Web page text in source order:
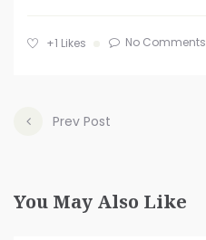
+1 Likes No Comments
Prev Post
You May Also Like